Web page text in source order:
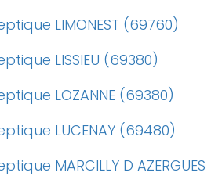
LIMONEST (69760)
LISSIEU (69380)
LOZANNE (69380)
LUCENAY (69480)
MARCILLY D AZERGUES